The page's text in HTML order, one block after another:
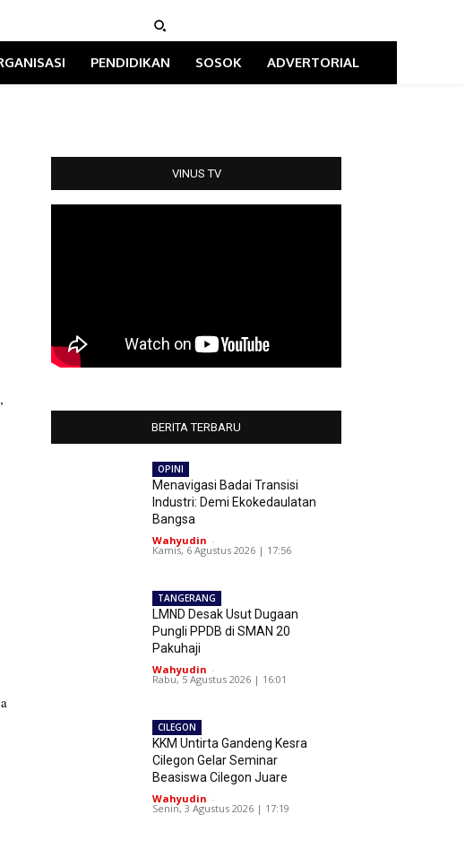
PENDIDIKAN SOSOK ADVERTORIAL
VINUS TV
BERITA TERBARU
OPINI
Menavigasi Badai Transisi
Industri: Demi Ekokedaulatan
Bangsa
Wahyudin -
Kamis, 6 Agustus 2026 | 17:56
TANGERANG
LMND Desak Usut Dugaan
Pungli PPDB di SMAN 20
Pakuhaji
Wahyudin -
Rabu, 5 Agustus 2026 | 16:01
CILEGON
KKM Untirta Gandeng Kesra
Cilegon Gelar Seminar
Beasiswa Cilegon Juare
Wahyudin -
Senin, 3 Agustus 2026 | 17:19